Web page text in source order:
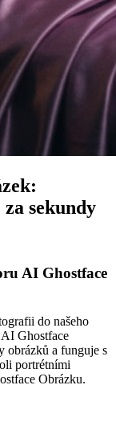
sekundy
AI Ghostface
do našeho
Ghostface
obrázků a funguje s
portrétními
Obrázku.